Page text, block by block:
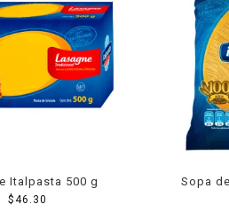
Italpasta 500 g
$46.30
Sopa